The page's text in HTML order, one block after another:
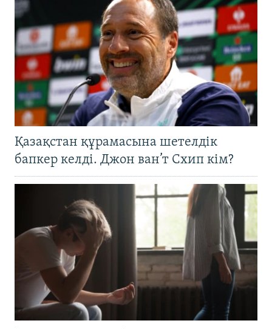
Қазақстан құрамасына шетелдік
бапкер келді. Джон ван’т Схип кім?